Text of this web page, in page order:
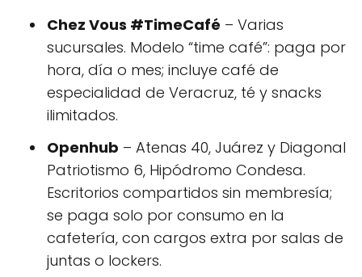
Chez Vous #TimeCafé – Varias
sucursales. Modelo “time café”: paga por
hora, día o mes; incluye café de
especialidad de Veracruz, té y snacks
ilimitados.
Openhub – Atenas 40, Juárez y Diagonal
Patriotismo 6, Hipódromo Condesa.
Escritorios compartidos sin membresía;
se paga solo por consumo en la
cafetería, con cargos extra por salas de
juntas o lockers.